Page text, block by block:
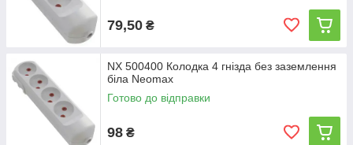
79,50 ₴
NX 500400 Колодка 4 гнізда без заземлення
біла Neomax
Готово до відправки
98 ₴